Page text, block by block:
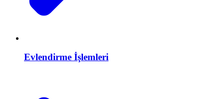
Evlendirme İşlemleri